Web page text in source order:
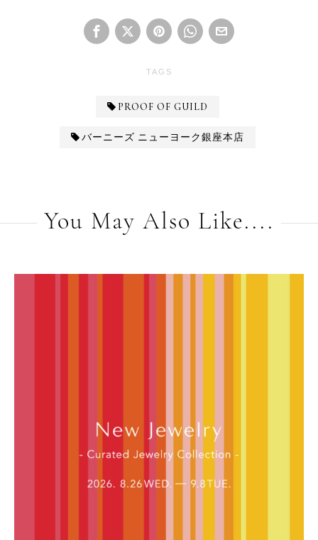
TAGS
PROOF OF GUILD
バーニーズ ニューヨーク銀座本店
You May Also Like....